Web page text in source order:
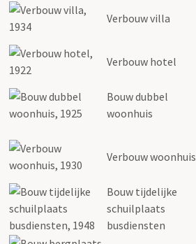
Verbouw villa
Verbouw hotel
Bouw dubbel
woonhuis
Verbouw woonhuis
Bouw tijdelijke
schuilplaats
busdiensten